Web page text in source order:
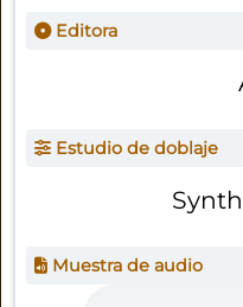
Editora
Estudio de doblaje
Muestra de audio